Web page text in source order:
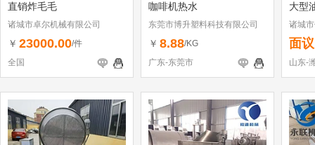
直销炸毛毛
诸城市卓尔机械有限公司
￥ 23000.00/件
全国
咖啡机热水
东莞市博升塑料科技有限公司
￥ 8.88/KG
广东-东莞市
大型
诸城
面议
山东-